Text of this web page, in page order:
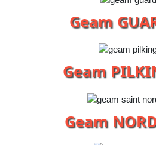
Geam
Geam
Geam